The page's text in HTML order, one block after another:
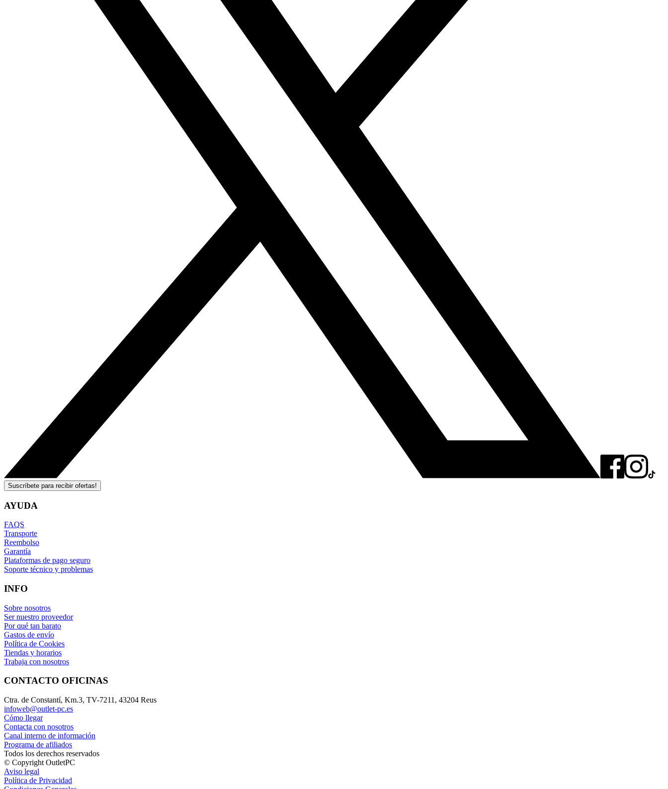
Suscríbete para recibir ofertas!
AYUDA
FAQS
Transporte
Reembolso
Garantía
Plataformas de pago seguro
Soporte técnico y problemas
INFO
Sobre nosotros
Ser nuestro proveedor
Por qué tan barato
Gastos de envío
Política de Cookies
Tiendas y horarios
Trabaja con nosotros
CONTACTO OFICINAS
Ctra. de Constantí, Km.3, TV-7211, 43204 Reus
infoweb@outlet-pc.es
Cómo llegar
Contacta con nosotros
Canal interno de información
Programa de afiliados
Todos los derechos reservados
© Copyright OutletPC
Aviso legal
Política de Privacidad